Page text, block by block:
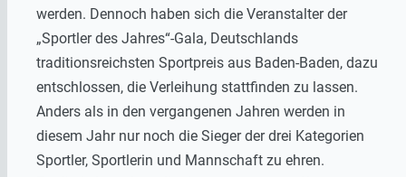
werden. Dennoch haben sich die Veranstalter der
„Sportler des Jahres“-Gala, Deutschlands
traditionsreichsten Sportpreis aus Baden-Baden, dazu
entschlossen, die Verleihung stattfinden zu lassen.
Anders als in den vergangenen Jahren werden in
diesem Jahr nur noch die Sieger der drei Kategorien
Sportler, Sportlerin und Mannschaft zu ehren.